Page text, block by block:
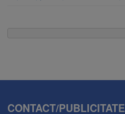
CONTACT/PUBLICITATE